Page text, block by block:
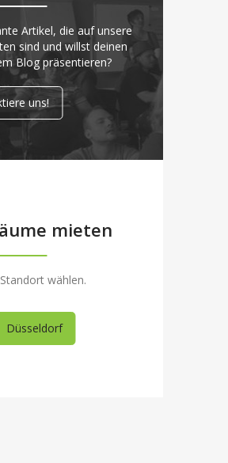
Artikel, die auf unsere
sind und willst deinen
Blog präsentieren?
uns!
mieten
wählen.
Düsseldorf